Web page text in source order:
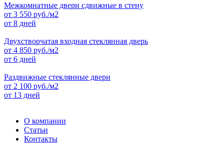
Межкомнатные двери сдвижные в стену
от 3 550 руб./м2
от 8 дней
Двухстворчатая входная стеклянная дверь
от 4 850 руб./м2
от 6 дней
Раздвижные стеклянные двери
от 2 100 руб./м2
от 13 дней
О компании
Статьи
Контакты